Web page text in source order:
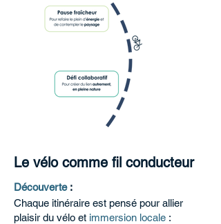
Le vélo comme fil conducteur
Découverte:
Chaque itinéraire est pensé pour allier
plaisir du vélo et immersion locale :